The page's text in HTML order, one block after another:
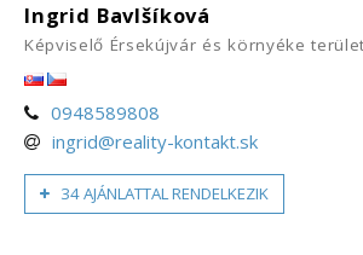
Ingrid Bavlšíková
Képviselő Érsekújvár és környéke
0948589808
ingrid@reality-kontakt.sk
34 AJÁNLATTAL RENDELKEZIK